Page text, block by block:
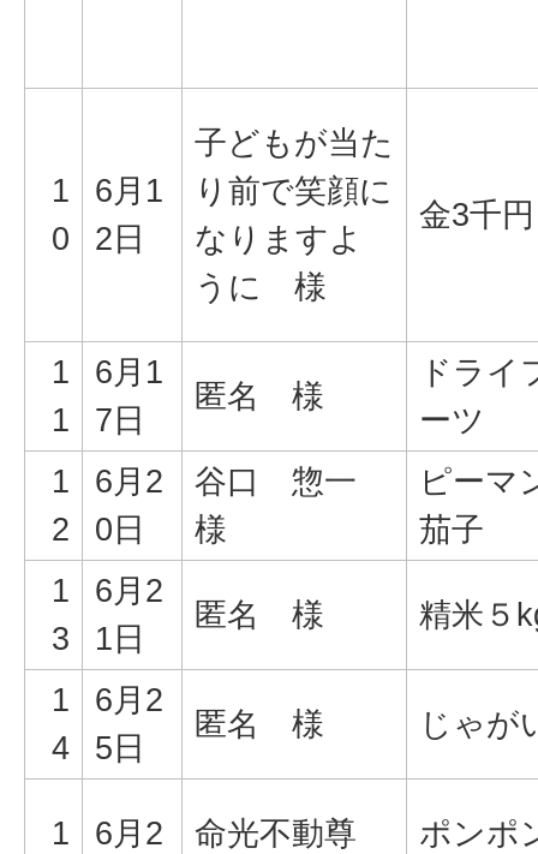
1
0
6月1
2日
子どもが当た
り前で笑顔に
なりますよ
うに 様
金3千円
1
1
6月1
7日
匿名 様
ドライ
ーツ
1
2
6月2
0日
谷口 惣一
様
ピーマ
茄子
1
3
6月2
1日
匿名 様 精米５
1
4
6月2
5日
匿名 様 じゃが
1
6月2
命光不動尊
ポンポ